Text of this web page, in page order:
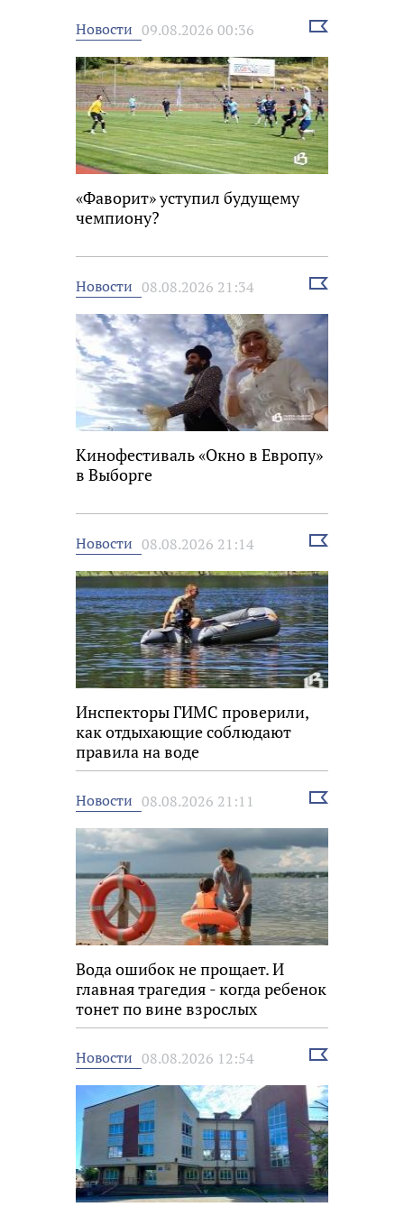
Новости 09.08.2026 00:36
Выбрать
«Фаворит» уступил будущему
чемпиону?
Новости 08.08.2026 21:34
Выбрать
Кинофестиваль «Окно в Европу»
в Выборге
Новости 08.08.2026 21:14
Выбрать
Инспекторы ГИМС проверили,
как отдыхающие соблюдают
правила на воде
Новости 08.08.2026 21:11
Выбрать
Вода ошибок не прощает. И
главная трагедия - когда ребенок
тонет по вине взрослых
Новости 08.08.2026 12:54
Выбрать